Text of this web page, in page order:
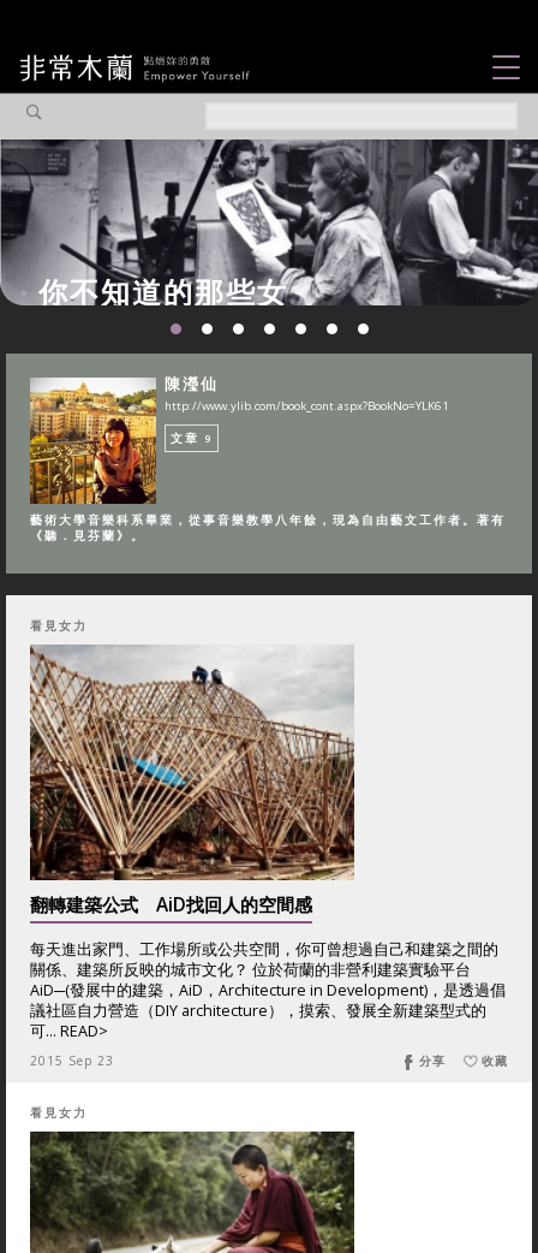
觀點專欄
焦點企劃
社會企業
認識我們
你不知道的那些女
性故事...
陳瀅仙
http://www.ylib.com/book_cont.aspx?BookNo=YLK61
文章 9
藝術大學音樂科系畢業，從事音樂教學八年餘，現為自由藝文工作者。著有
《聽．見芬蘭》。
看見女力
翻轉建築公式 AiD找回人的空間感
每天進出家門、工作場所或公共空間，你可曾想過自己和建築之間的
關係、建築所反映的城市文化？ 位於荷蘭的非營利建築實驗平台
AiD─(發展中的建築，AiD，Architecture in Development)，是透過倡
議社區自力營造（DIY architecture），摸索、發展全新建築型式的
可... READ>
2015 Sep 23 收藏
分享
看見女力